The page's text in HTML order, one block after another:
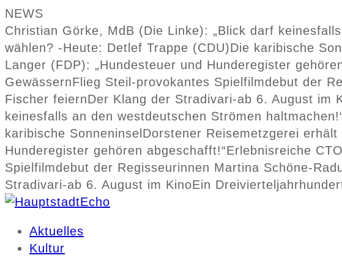
NEWS
Christian Görke, MdB (Die Linke): „Blick darf
wählen? -Heute: Detlef Trappe (CDU)Die karibische
Langer (FDP): „Hundesteuer und Hunderegister
GewässernFlieg Steil-provokantes Spielfilmdebut der
Fischer feiernDer Klang der Stradivari-ab 6. August im
keinesfalls an den westdeutschen Strömen
karibische Sonneninsel Dorstener Reisemetzgerei erhält
Hunderegister gehören abgeschafft!“Erlebnisreiche
Spielfilmdebut der Regisseurinnen Martina Schöne-
Stradivari-ab 6. August im KinoEin
Aktuelles
Kultur